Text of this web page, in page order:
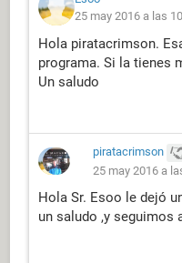
25 may 2016 a las
Hola piratacrimson.
programa. Si la tienes
Un saludo
piratacrimson
25 may 2016 a
Hola Sr. Esoo le dejó
un saludo ,y seguimos